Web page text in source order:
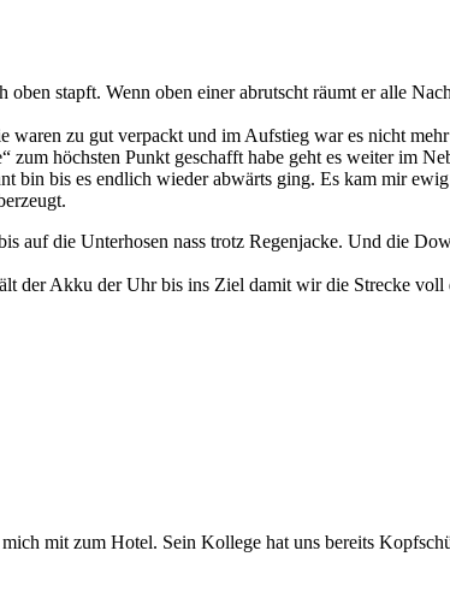
stapft. Wenn oben einer abrutscht räumt er alle
zu gut verpackt und im Aufstieg war es nicht
höchsten Punkt geschafft habe geht es weiter im
bin bis es endlich wieder abwärts ging. Es kam mir
auf die Unterhosen nass trotz Regenjacke. Und die
der Akku der Uhr bis ins Ziel damit wir die Strecke voll
mit zum Hotel. Sein Kollege hat uns bereits